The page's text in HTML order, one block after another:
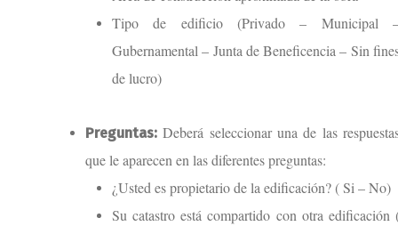
Tipo de edificio (Privado – Municipal
Gubernamental – Junta de Beneficencia – Sin
de lucro)
Preguntas:Deberá seleccionar una de las
que le aparecen en las diferentes preguntas:
¿Usted es propietario de la edificación? ( Si – No)
Su catastro está compartido con otra edificación